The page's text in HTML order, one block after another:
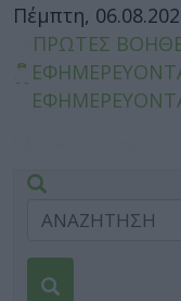
Πέμπτη,
ΠΡΩΤΕΣ